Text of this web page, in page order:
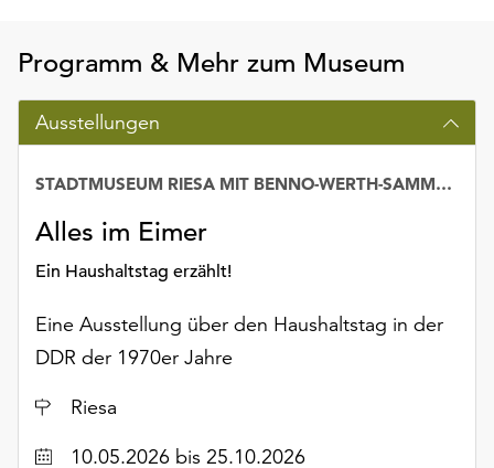
verwendeten
anpassen,
erreichen
die
Einstellungen
über
die
„Auswählen“.
Weitere
finden
Programm & Mehr zum Museum
Ausstellungen
Alles im Eimer
Ein Haushaltstag erzählt!
STADTMUSEUM RIESA MIT BENNO-WERTH-SAMMLUNG
Eine Ausstellung über den Haushaltstag in der
DDR der 1970er Jahre
Ort
Riesa
Datum10.05.2026 bis 25.10.2026